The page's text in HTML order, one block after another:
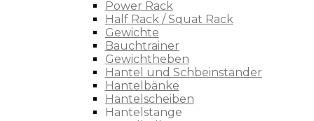
Power Rack
Half Rack / Squat Rack
Gewichte
Bauchtrainer
Gewichtheben
Hantel und Schbeinständer
Hantelbänke
Hantelscheiben
Hantelstange